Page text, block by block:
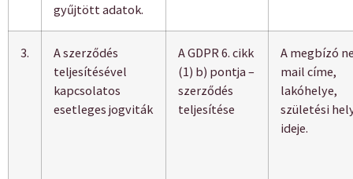
gyűjtött adatok.
3.
A szerződés
teljesítésével
kapcsolatos
esetleges jogviták
A GDPR 6. cikk
(1) b) pontja –
szerződés
teljesítése
A megbízó
mail címe,
lakóhelye,
születési
ideje.